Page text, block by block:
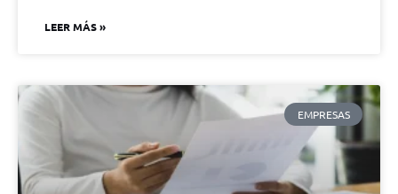
LEER MÁS »
EMPRESAS